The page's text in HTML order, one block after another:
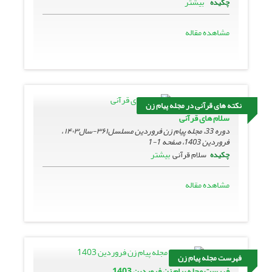
مشاهده مقاله
نکته های قرآنی در مجله پیام زن
سلام های قرآنی
دوره 33، مجله پیام زن فروردین مسلسل۳۶۱-سال۱۴۰۳ ،
فروردین 1403، صفحه
1-1
چکیده سلام قرآنیبیشتر
مشاهده مقاله
فهرست مجله پیام زن